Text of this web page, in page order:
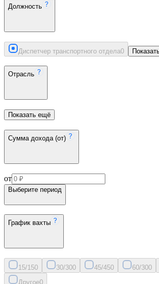
Должность
Диспетчер транспортного отдела0
Отрасль
Показать ещё
Сумма дохода (от)
от
Выберите период
График вахты
15/150 30/300 45/450 60/300
Другое0